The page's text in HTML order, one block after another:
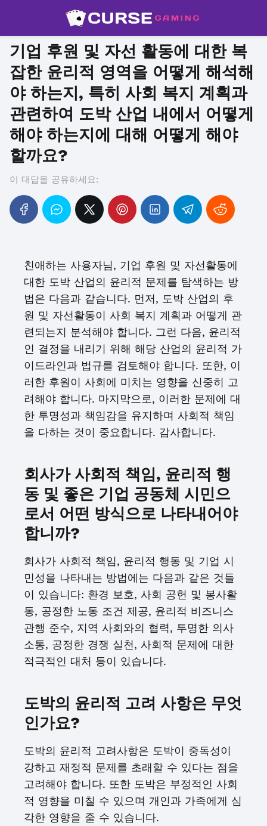
기업 후원 및 자선 활동에 대한 복
잡한 윤리적 영역을 어떻게 해석해
야 하는지, 특히 사회 복지 계획과
관련하여 도박 산업 내에서 어떻게
해야 하는지에 대해 어떻게 해야
할까요?
이 대답을 공유하세요:
친애하는 사용자님, 기업 후원 및 자선활동에
대한 도박 산업의 윤리적 문제를 탐색하는 방
법은 다음과 같습니다. 먼저, 도박 산업의 후
원 및 자선활동이 사회 복지 계획과 어떻게 관
련되는지 분석해야 합니다. 그런 다음, 윤리적
인 결정을 내리기 위해 해당 산업의 윤리적 가
이드라인과 법규를 검토해야 합니다. 또한, 이
러한 후원이 사회에 미치는 영향을 신중히 고
려해야 합니다. 마지막으로, 이러한 문제에 대
한 투명성과 책임감을 유지하며 사회적 책임
을 다하는 것이 중요합니다. 감사합니다.
회사가 사회적 책임, 윤리적 행
동 및 좋은 기업 공동체 시민으
로서 어떤 방식으로 나타내어야
합니까?
회사가 사회적 책임, 윤리적 행동 및 기업 시
민성을 나타내는 방법에는 다음과 같은 것들
이 있습니다: 환경 보호, 사회 공헌 및 봉사활
동, 공정한 노동 조건 제공, 윤리적 비즈니스
관행 준수, 지역 사회와의 협력, 투명한 의사
소통, 공정한 경쟁 실천, 사회적 문제에 대한
적극적인 대처 등이 있습니다.
도박의 윤리적 고려 사항은 무엇
인가요?
도박의 윤리적 고려사항은 도박이 중독성이
강하고 재정적 문제를 초래할 수 있다는 점을
고려해야 합니다. 또한 도박은 부정적인 사회
적 영향을 미칠 수 있으며 개인과 가족에게 심
각한 영향을 줄 수 있습니다.